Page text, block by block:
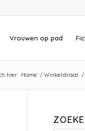
Vrouwen op pad
hier: Home / Winkelstraat /